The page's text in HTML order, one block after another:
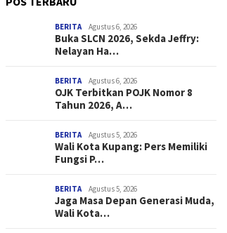
BERITA Agustus 6, 2026
Buka SLCN 2026, Sekda Jeffry:
Nelayan Ha…
BERITA Agustus 6, 2026
OJK Terbitkan POJK Nomor 8
Tahun 2026, A…
BERITA Agustus 5, 2026
Wali Kota Kupang: Pers Memiliki
Fungsi P…
BERITA Agustus 5, 2026
Jaga Masa Depan Generasi Muda,
Wali Kota…